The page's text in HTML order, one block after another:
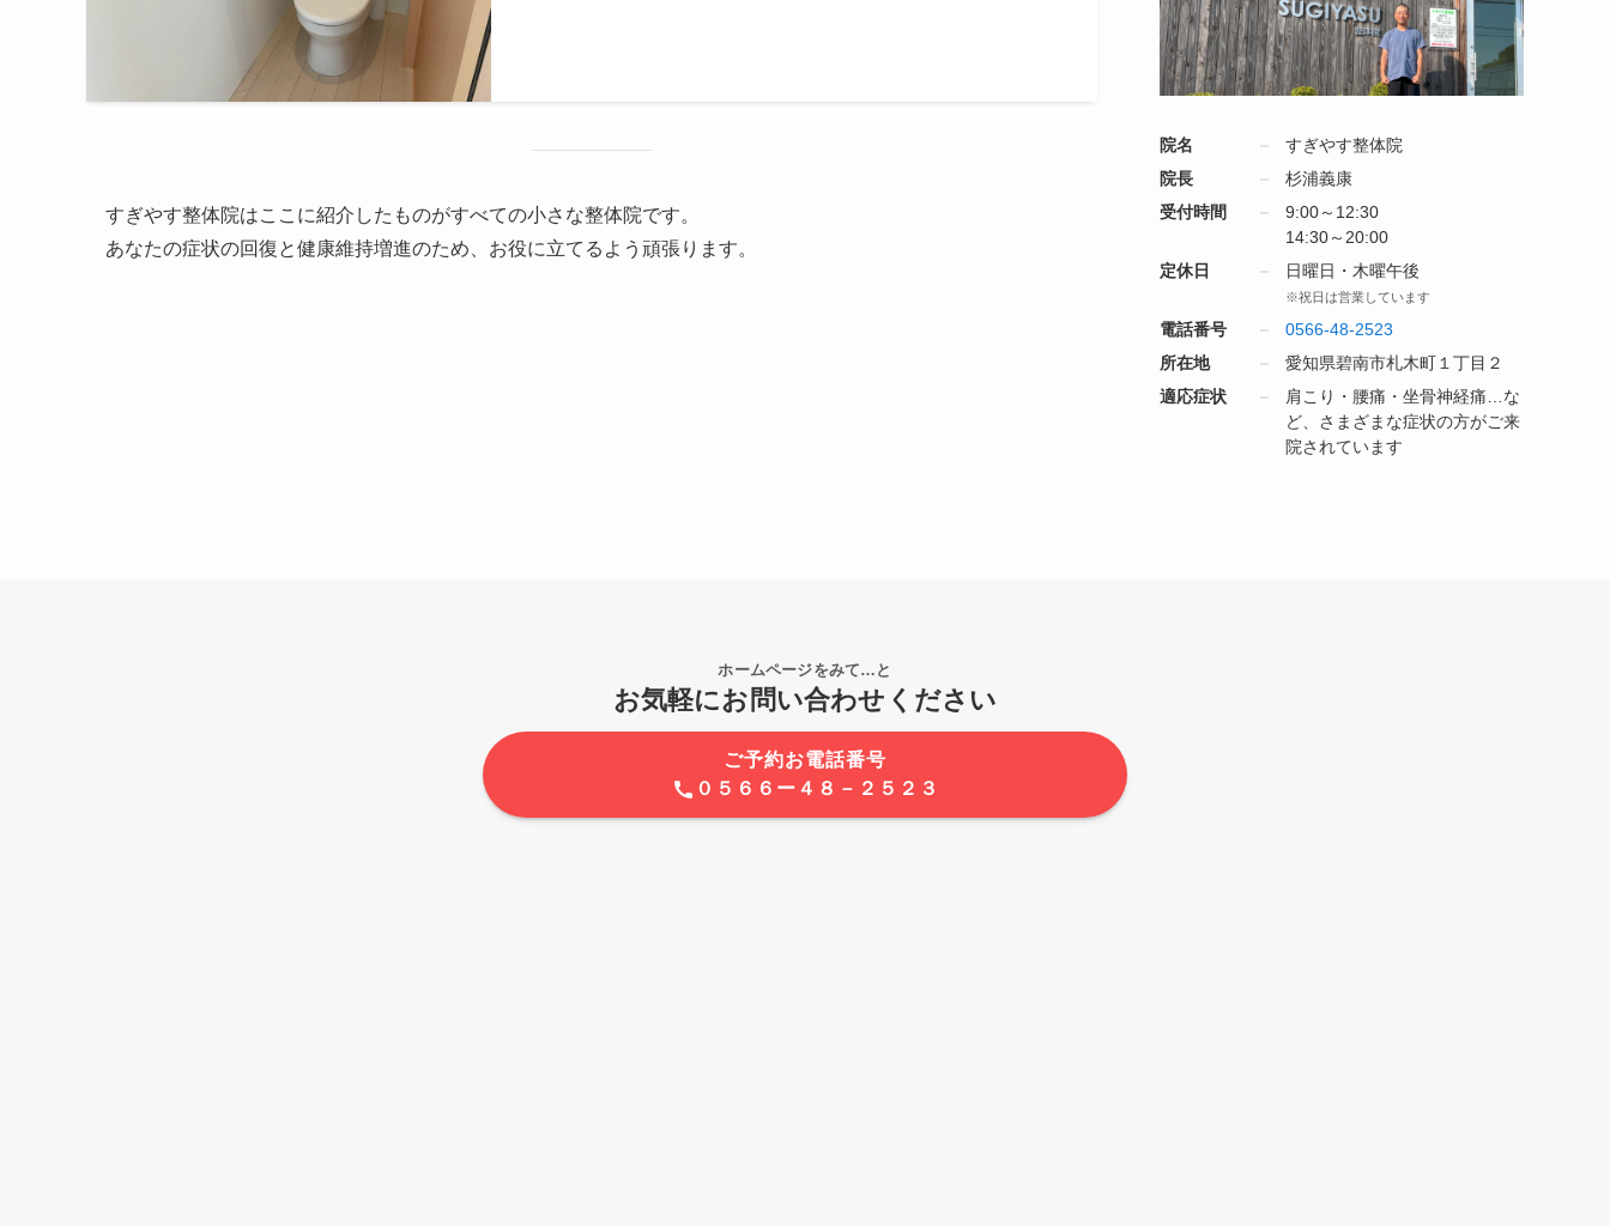
すぎやす整体院はここに紹介したものがすべての小さな整体院です。
あなたの症状の回復と健康維持増進のため、お役に立てるよう頑張ります。
院名
すぎやす整体院
院長
杉浦義康
受付時間
9:00～12:30
14:30～20:00
定休日
日曜日・木曜午後
※祝日は営業しています
電話番号
0566-48-2523
所在地
愛知県碧南市札木町１丁目２
適応症状
肩こり・腰痛・坐骨神経痛…な
ど、さまざまな症状の方がご来
院されています
ホームページをみて…と
お気軽にお問い合わせください
ご予約お電話番号
０５６６ー４８－２５２３